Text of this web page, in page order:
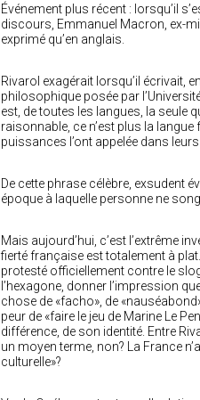
Événement plus récent : lorsqu’il
discours, Emmanuel Macron, ex-
exprimé qu’en anglais.
Rivarol exagérait lorsqu’il écrivait,
philosophique posée par
est, de toutes les langues, la seule
raisonnable, ce n’est plus la
puissances l’ont appelée dans
De cette phrase célèbre, exsudent
époque à laquelle personne ne
Mais aujourd’hui, c’est l’extrême
fierté française est totalement à
protesté officiellement contre le
l’hexagone, donner l’impression
chose de «facho», de
peur de «faire le jeu de Marine Le
différence, de son identité. Entre
un moyen terme, non? La France
culturelle»?